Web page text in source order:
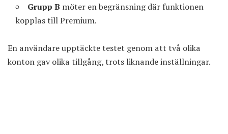
Grupp B möter en begränsning där funktionen
kopplas till Premium.
En användare upptäckte testet genom att två olika
konton gav olika tillgång, trots liknande inställningar.